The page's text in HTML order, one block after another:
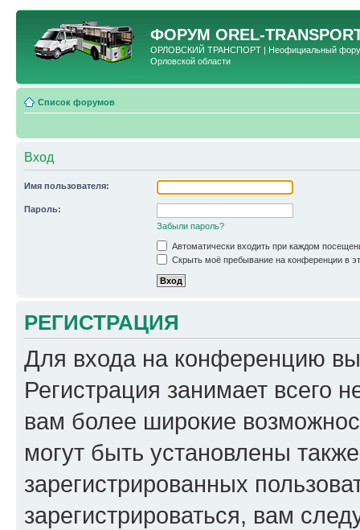
ФОРУМ OREL-
ОРЛОВСКИЙ ТРАНСПОРТ | Неофициальный форум
Орловской области
Список форумов
Вход
Имя пользователя:
Пароль:
Забыли пароль?
Автоматически входить при каждом
Скрыть моё пребывание на конференции в
РЕГИСТРАЦИЯ
Для входа на конференцию
Регистрация занимает всего
вам более широкие
могут быть установлены
зарегистрированных
зарегистрироваться, вам